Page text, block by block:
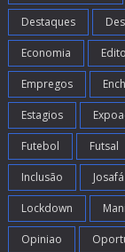
Destaques
Economia
Empregos
Estagios
Futebol Futsal
Inclusão
Lockdown
Opiniao